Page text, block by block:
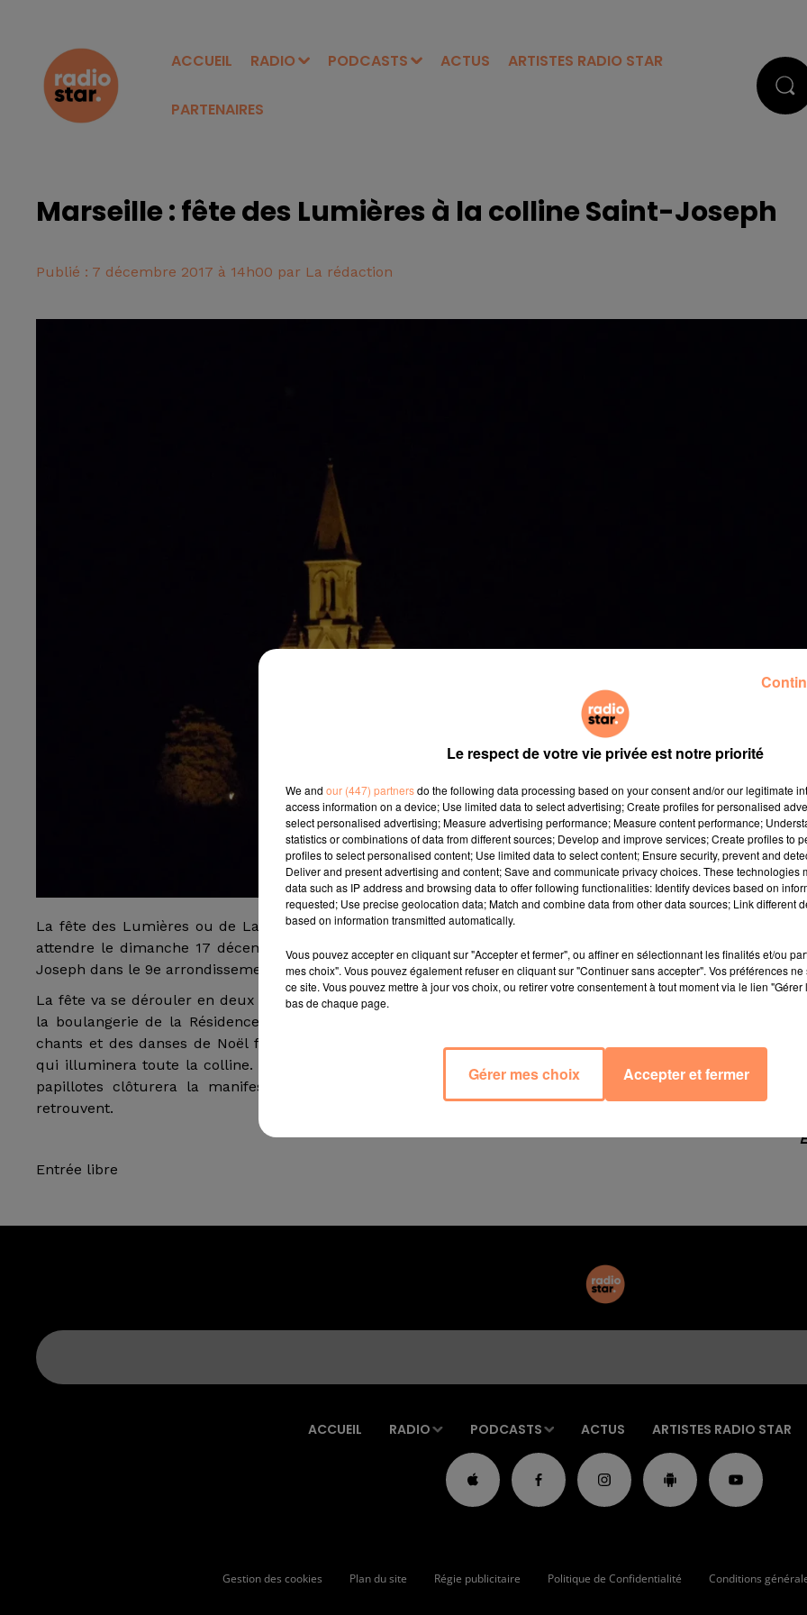
ACCUEIL RADIO PODCASTS ACTUS ARTISTES RADIO STAR
PARTENAIRES
Marseille : fête des Lumières à la colline Saint-Joseph
Publié : 7 décembre 2017 à 14h00 par La rédaction
La fête des Lumières ou de La Lumière est fêtée traditionnellement le 8 décembre. A Saint-Joseph, il
attendre le dimanche 17 décembre 2017 mais ça vaut le coup ! De 18h à 22h, le chemin de la Colline
Joseph dans le 9e arrondissement de Marseille va se transformer.
La fête va se dérouler en deux parties. La première consiste en une retraite aux flambeaux qui débute
la boulangerie de la Résidence la Rouvière à 18h pour finir au parc de la colline Saint-Joseph. Ensuite,
chants et des danses de Noël feront patienter petits et grands pour le spectaculaire spectacle
qui illuminera toute la colline. Pour finir la traditionnelle distribution de pompes à l'huile, de vin chaud et
papillotes clôturera la manifestation. Un moment de féérie et de magie de Noël ou petits et grands
retrouvent.
Entrée libre
ACCUEIL RADIO PODCASTS ACTUS ARTISTES RADIO STAR
Gestion des cookies Plan du site Régie publicitaire Politique de Confidentialité Conditions
Le respect de votre vie privée est notre priorité
We and our (447) partnersdo the following data processing based on your consent and/or our legitimate
access information on a device; Use limited data to select advertising; Create profiles for personalised
select personalised advertising; Measure advertising performance; Measure content performance;
statistics or combinations of data from different sources; Develop and improve services; Create profiles to
profiles to select personalised content; Use limited data to select content; Ensure security, prevent and
Deliver and present advertising and content; Save and communicate privacy choices. These technologies
data such as IP address and browsing data to offer following functionalities: Identify devices based on
requested; Use precise geolocation data; Match and combine data from other data sources; Link different
based on information transmitted automatically.
Vous pouvez accepter en cliquant sur "Accepter et fermer", ou affiner en sélectionnant les finalités et/ou
mes choix". Vous pouvez également refuser en cliquant sur "Continuer sans accepter". Vos préférences
ce site. Vous pouvez mettre à jour vos choix, ou retirer votre consentement à tout moment via le lien
bas de chaque page.
Gérer mes choix Accepter et fermer